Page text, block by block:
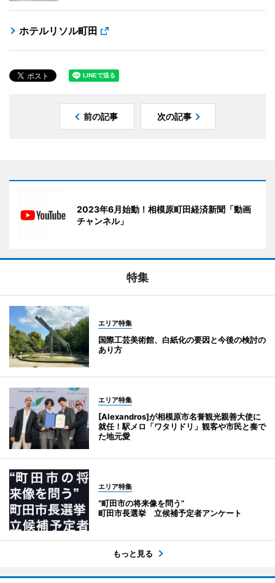
ホテルリソル町田
前の記事 次の記事
2023年6月始動！相模原町田経済新聞「動画
チャンネル」
特集
エリア特集
国際工芸美術館、白紙化の要因と今後の検討の
あり方
エリア特集
[Alexandros]が相模原市名誉観光親善大使に
就任！駅メロ「ワタリドリ」観客や市民と奏で
た地元愛
エリア特集
“町田市の将来像を問う”
町田市長選挙 立候補予定者アンケート
もっと見る